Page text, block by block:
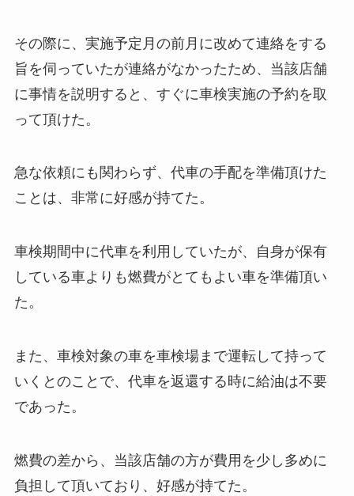
その際に、実施予定月の前月に改めて連絡をする
旨を伺っていたが連絡がなかったため、当該店舗
に事情を説明すると、すぐに車検実施の予約を取
って頂けた。
急な依頼にも関わらず、代車の手配を準備頂けた
ことは、非常に好感が持てた。
車検期間中に代車を利用していたが、自身が保有
している車よりも燃費がとてもよい車を準備頂い
た。
また、車検対象の車を車検場まで運転して持って
いくとのことで、代車を返還する時に給油は不要
であった。
燃費の差から、当該店舗の方が費用を少し多めに
負担して頂いており、好感が持てた。